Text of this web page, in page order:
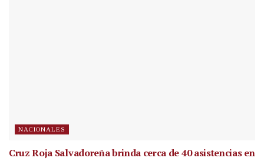
NACIONALES
Cruz Roja Salvadoreña brinda cerca de 40 asistencias en